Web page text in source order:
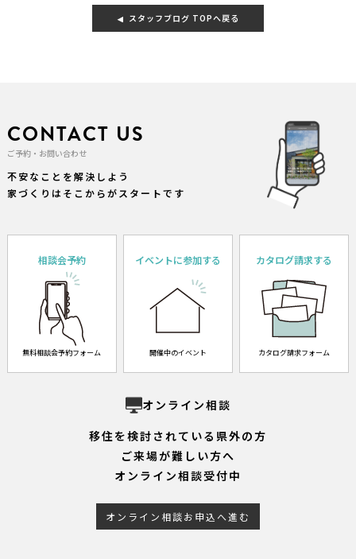
スタッフブログ TOPへ戻る
CONTACT US
ご予約・お問い合わせ
不安なことを解決しよう
家づくりはそこからがスタートです
相談会予約
無料相談会予約フォーム
イベントに参加する
開催中のイベント
カタログ請求する
カタログ請求フォーム
オンライン相談
移住を検討されている県外の方
ご来場が難しい方へ
オンライン相談受付中
オンライン相談お申込へ進む